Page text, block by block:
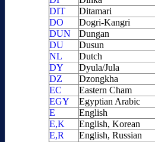
DIT
Ditamari
DO
Dogri-Kangri
DUN
Dungan
DU
Dusun
NL
Dutch
DY
Dyula/Jula
DZ
Dzongkha
EC
Eastern Cham
EGY
Egyptian Arabic
E
English
E,K
English, Korean
E,R
English, Russian